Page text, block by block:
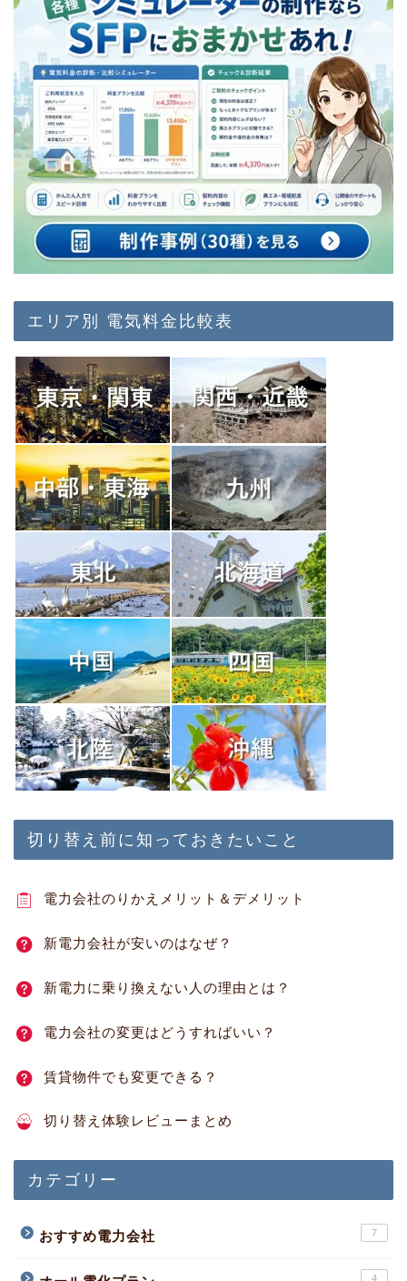
エリア別 電気料金比較表
切り替え前に知っておきたいこと
電力会社のりかえメリット＆デメリット
新電力会社が安いのはなぜ？
新電力に乗り換えない人の理由とは？
電力会社の変更はどうすればいい？
賃貸物件でも変更できる？
切り替え体験レビューまとめ
カテゴリー
おすすめ電力会社 7
4